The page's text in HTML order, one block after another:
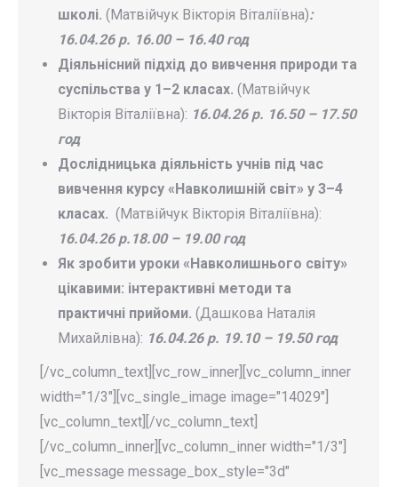
школі. (Матвійчук Вікторія Віталіївна):
16.04.26 р. 16.00 – 16.40 год
Діяльнісний підхід до вивчення природи та
суспільства у 1–2 класах. (Матвійчук
Вікторія Віталіївна): 16.04.26 р. 16.50 – 17.50
год
Дослідницька діяльність учнів під час
вивчення курсу «Навколишній світ» у 3–4
класах. (Матвійчук Вікторія Віталіївна):
16.04.26 р.18.00 – 19.00 год
Як зробити уроки «Навколишнього світу»
цікавими: інтерактивні методи та
практичні прийоми. (Дашкова Наталія
Михайлівна): 16.04.26 р. 19.10 – 19.50 год
[/vc_column_text][vc_row_inner][vc_column_inner
width="1/3"][vc_single_image image="14029"]
[vc_column_text][/vc_column_text]
[/vc_column_inner][vc_column_inner width="1/3"]
[vc_message message_box_style="3d"